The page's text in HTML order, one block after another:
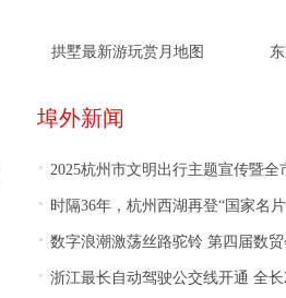
拱墅最新游玩赏月地图
埠外新闻
· 2025杭州市文明出行主题宣传暨全
· 时隔36年，杭州西湖再登“国家名
· 数字浪潮激荡丝路驼铃 第四届数贸会在中国-阿拉伯国家
· 浙江最长自动驾驶公交线开通 全长23.5